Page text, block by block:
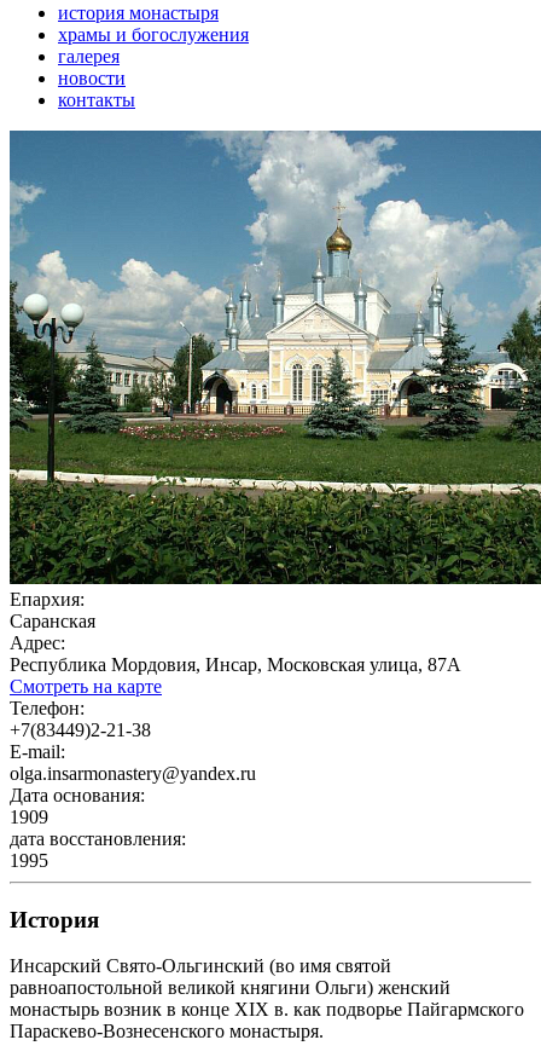
история монастыря
храмы и богослужения
галерея
новости
контакты
Епархия:
Саранская
Адрес:
Республика Мордовия, Инсар, Московская улица, 87А
Смотреть на карте
Телефон:
+7(83449)2-21-38
E-mail:
olga.insarmonastery@yandex.ru
Дата основания:
1909
дата восстановления:
1995
История
Инсарский Свято-Ольгинский (во имя святой
равноапостольной великой княгини Ольги) женский
монастырь возник в конце XIX в. как подворье Пайгармского
Параскево-Вознесенского монастыря.